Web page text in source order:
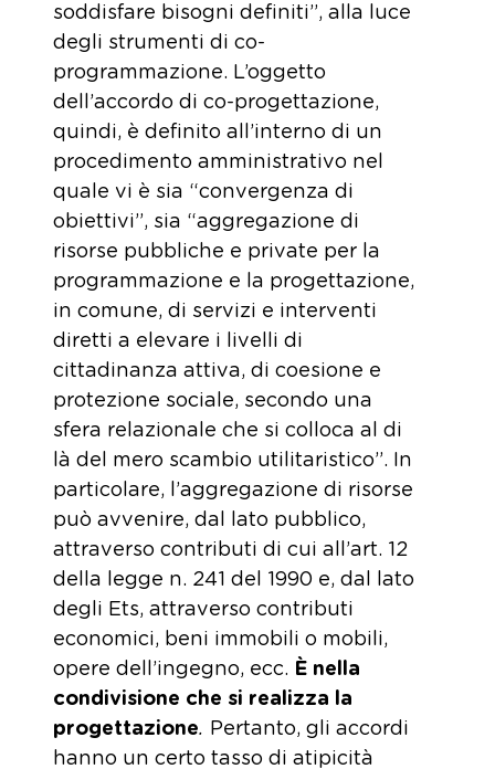
soddisfare bisogni definiti”, alla luce
degli strumenti di co-
programmazione. L’oggetto
dell’accordo di co-progettazione,
quindi, è definito all’interno di un
procedimento amministrativo nel
quale vi è sia “convergenza di
obiettivi”, sia “aggregazione di
risorse pubbliche e private per la
programmazione e la progettazione,
in comune, di servizi e interventi
diretti a elevare i livelli di
cittadinanza attiva, di coesione e
protezione sociale, secondo una
sfera relazionale che si colloca al di
là del mero scambio utilitaristico”. In
particolare, l’aggregazione di risorse
può avvenire, dal lato pubblico,
attraverso contributi di cui all’art. 12
della legge n. 241 del 1990 e, dal lato
degli Ets, attraverso contributi
economici, beni immobili o mobili,
opere dell’ingegno, ecc. È nella
condivisione che si realizza la
progettazione. Pertanto, gli accordi
hanno un certo tasso di atipicità